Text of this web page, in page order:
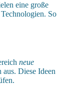
eine große
So
neue
Diese Ideen